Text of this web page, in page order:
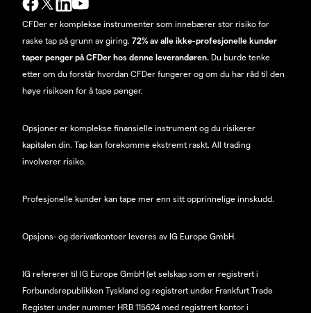
CFDer er komplekse instrumenter som innebærer stor risiko for
raske tap på grunn av giring. 72% av alle ikke-profesjonelle kunder
taper penger på CFDer hos denne leverandøren. Du burde tenke
etter om du forstår hvordan CFDer fungerer og om du har råd til den
høye risikoen for å tape penger.
Opsjoner er komplekse finansielle instrument og du risikerer
kapitalen din. Tap kan forekomme ekstremt raskt. All trading
involverer risiko.
Profesjonelle kunder kan tape mer enn sitt opprinnelige innskudd.
Opsjons- og derivatkontoer leveres av IG Europe GmbH.
IG refererer til IG Europe GmbH (et selskap som er registrert i
Forbundsrepublikken Tyskland og registrert under Frankfurt Trade
Register under nummer HRB 115624 med registrert kontor i